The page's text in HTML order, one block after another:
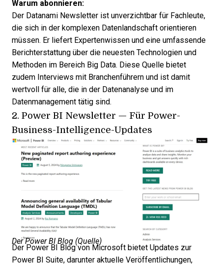
Warum abonnieren:
Der Datanami Newsletter ist unverzichtbar für Fachleute,
die sich in der komplexen Datenlandschaft orientieren
müssen. Er liefert Expertenwissen und eine umfassende
Berichterstattung über die neuesten Technologien und
Methoden im Bereich Big Data. Diese Quelle bietet
zudem Interviews mit Branchenführern und ist damit
wertvoll für alle, die in der Datenanalyse und im
Datenmanagement tätig sind.
2. Power BI Newsletter — Für Power-
Business-Intelligence-Updates
Der Power BI Blog (Quelle)
Der Power BI Blog von Microsoft bietet Updates zur
Power BI Suite, darunter aktuelle Veröffentlichungen,